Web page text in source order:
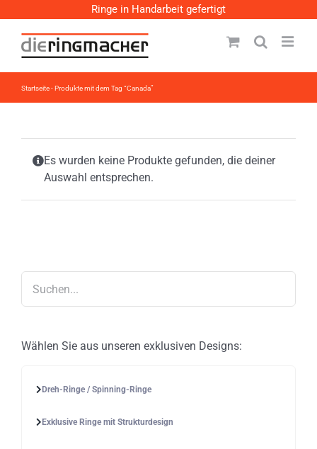
Ringe in Handarbeit gefertigt
Inhalt
springen
Startseite-Produkte mit dem Tag “Canada”
Es wurden keine Produkte gefunden, die deiner
Auswahl entsprechen.
Wählen Sie aus unseren exklusiven Designs:
Dreh-Ringe / Spinning-Ringe
Exklusive Ringe mit Strukturdesign